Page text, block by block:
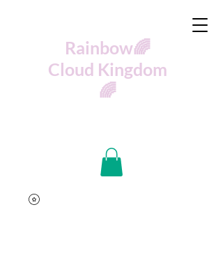
🌈Rainbow
Cloud Kingdom
🌈